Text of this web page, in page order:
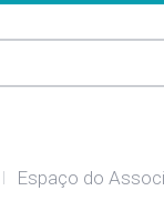
Espaço do